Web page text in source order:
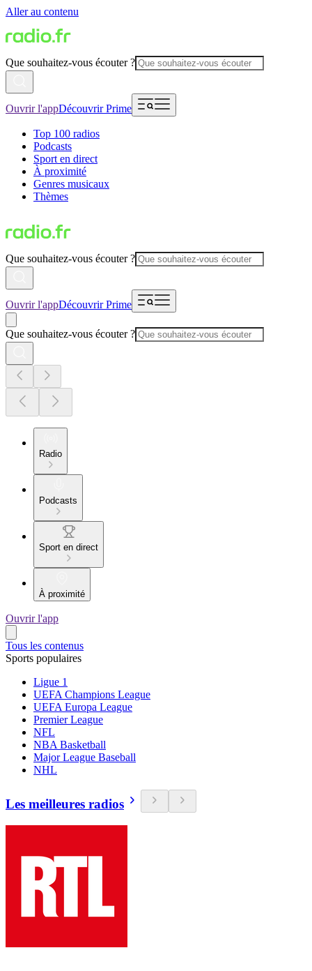
Aller au contenu
Que souhaitez-vous écouter ?
Ouvrir l'appDécouvrir Prime
Top 100 radios
Podcasts
Sport en direct
À proximité
Genres musicaux
Thèmes
Que souhaitez-vous écouter ?
Ouvrir l'appDécouvrir Prime
Que souhaitez-vous écouter ?
Radio
Podcasts
Sport en direct
À proximité
Ouvrir l'app
Tous les contenus
Sports populaires
Ligue 1
UEFA Champions League
UEFA Europa League
Premier League
NFL
NBA Basketball
Major League Baseball
NHL
Les meilleures radios